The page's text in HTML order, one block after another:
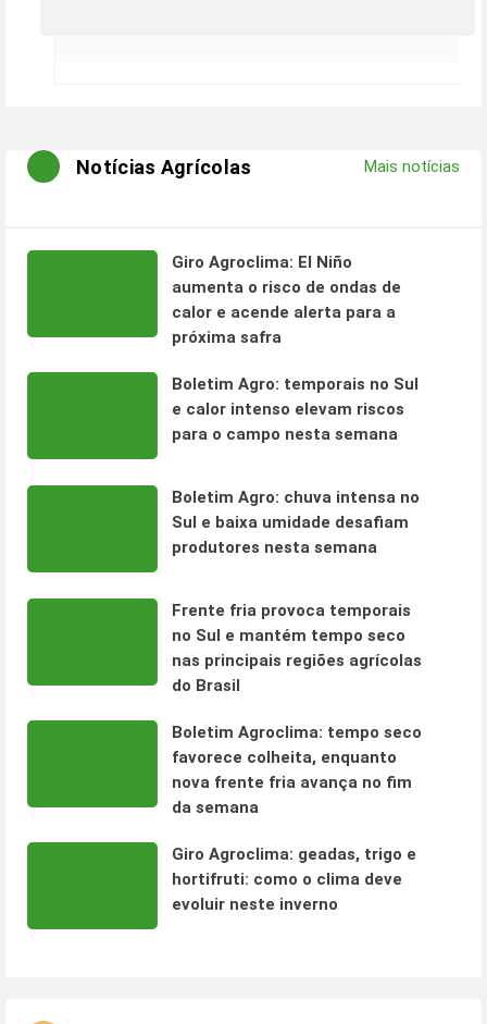
Notícias Agrícolas Mais notícias
Giro Agroclima: El Niño
aumenta o risco de ondas de
calor e acende alerta para a
próxima safra
Boletim Agro: temporais no Sul
e calor intenso elevam riscos
para o campo nesta semana
Boletim Agro: chuva intensa no
Sul e baixa umidade desafiam
produtores nesta semana
Frente fria provoca temporais
no Sul e mantém tempo seco
nas principais regiões agrícolas
do Brasil
Boletim Agroclima: tempo seco
favorece colheita, enquanto
nova frente fria avança no fim
da semana
Giro Agroclima: geadas, trigo e
hortifruti: como o clima deve
evoluir neste inverno